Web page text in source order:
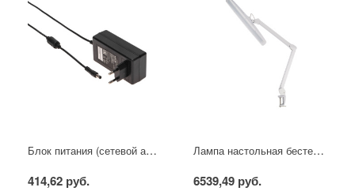
Блок питания (сетевой адаптер) AC 110-250В/DC 5В, 4А, 20Вт с DC разъемом подключения 5,5х2,1 (IP43)
414,62 руб.
Лампа настольная бестеневая, струбцина, ECO light, 84 SMD LED, сенсорный диммер, белая REXANT
6539,49 руб.